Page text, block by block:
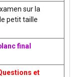
sur la
petit taille
final
et